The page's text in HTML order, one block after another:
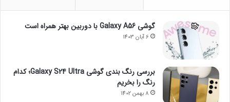
گوشی Galaxy A56 با دوربین بهتر همراه است
6 آبان 1403
بررسی رنگ بندی گوشی Galaxy S24 Ultra؛ کدام
رنگ را بخریم
8 بهمن 1402